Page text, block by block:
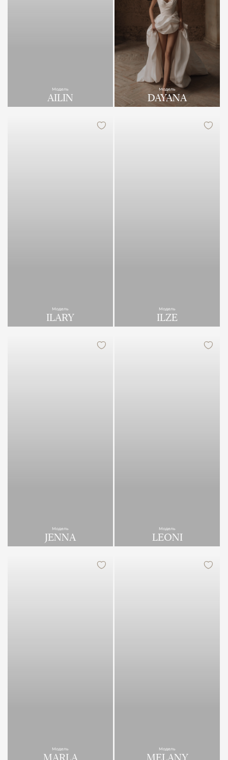
Модель
AILIN
Модель
DAYANA
Модель
ILARY
Модель
ILZE
Модель
JENNA
Модель
LEONI
Модель
MARLA
Модель
MELANY